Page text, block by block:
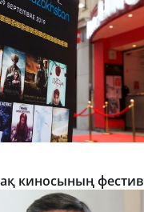
киносының